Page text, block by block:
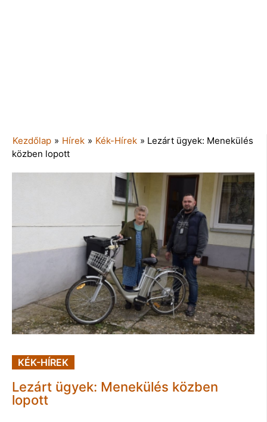
Kezdőlap » Hírek » Kék-Hírek » Lezárt ügyek: Menekülés
közben lopott
KÉK-HÍREK
Lezárt ügyek: Menekülés közben
lopott